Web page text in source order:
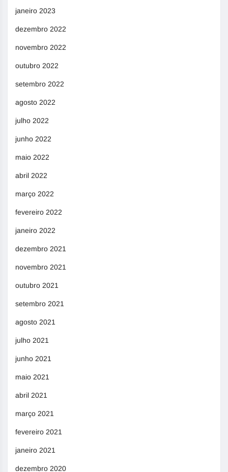
janeiro 2023
dezembro 2022
novembro 2022
outubro 2022
setembro 2022
agosto 2022
julho 2022
junho 2022
maio 2022
abril 2022
março 2022
fevereiro 2022
janeiro 2022
dezembro 2021
novembro 2021
outubro 2021
setembro 2021
agosto 2021
julho 2021
junho 2021
maio 2021
abril 2021
março 2021
fevereiro 2021
janeiro 2021
dezembro 2020